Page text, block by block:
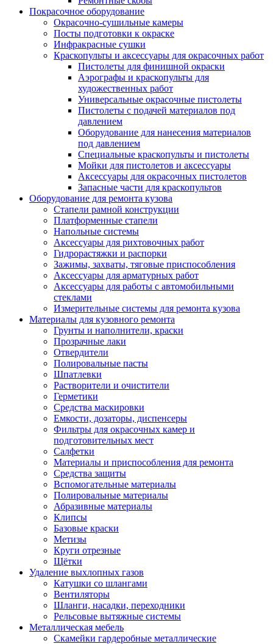
Покрасочное оборудование
Окрасочно-сушильные камеры
Посты подготовки к окраске
Инфракрасные сушки
Краскопульты и аксессуары для окрасочных работ
Пистолеты для финишной окраски
Аэрографы и краскопульты для
художественных работ
Универсальные окрасочные пистолеты
Пистолеты с подачей материалов под
давлением
Оборудование для нанесения материалов
под давлением
Специальные краскопульты и пистолеты
Мойки для пистолетов и аксессуары
Аксессуары для окрасочных пистолетов
Запасные части для краскопультов
Оборудование для ремонта кузова
Стапели рамной конструкции
Платформенные стапели
Напольные системы
Аксессуары для рихтовочных работ
Гидрорастяжки и распорки
Зажимы, захваты, тяговые приспособления
Аксессуары для арматурных работ
Аксессуары для работы с автомобильными
стеклами
Измерительные системы для ремонта кузова
Материалы для кузовного ремонта
Грунты и наполнители, краски
Прозрачные лаки
Отвердители
Полировальные пасты
Шпатлевки
Растворители и очистители
Герметики
Средства маскировки
Емкости, дозаторы, диспенсеры
Фильтры для окрасочных камер и
подготовительных мест
Салфетки
Материалы и приспособления для ремонта
Средства защиты
Вспомогательные материалы
Полировальные материалы
Абразивные материалы
Клипсы
Базовые краски
Метизы
Круги отрезные
Щётки
Удаление выхлопных газов
Катушки со шлангами
Вентиляторы
Шланги, насадки, переходники
Рельсовые вытяжные системы
Металлическая мебель
Скамейки гардеробные металлические